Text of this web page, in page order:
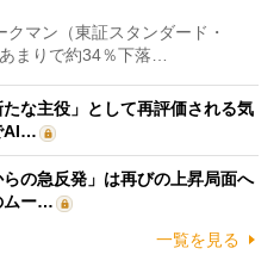
マン（東証スタンダード・
まりで約34％下落…
な主役」として再評価される気
AI…
の急反発」は再びの上昇局面へ
ムー…
一覧を見る